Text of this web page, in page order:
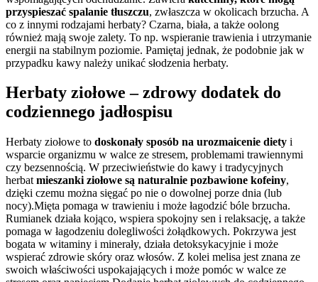
przyspieszać spalanie tłuszczu, zwłaszcza w okolicach brzucha. A
co z innymi rodzajami herbaty? Czarna, biała, a także oolong
również mają swoje zalety. To np. wspieranie trawienia i utrzymanie
energii na stabilnym poziomie. Pamiętaj jednak, że podobnie jak w
przypadku kawy należy unikać słodzenia herbaty.
Herbaty ziołowe – zdrowy dodatek do
codziennego jadłospisu
Herbaty ziołowe to doskonały sposób na urozmaicenie diety i
wsparcie organizmu w walce ze stresem, problemami trawiennymi
czy bezsennością. W przeciwieństwie do kawy i tradycyjnych
herbat mieszanki ziołowe są naturalnie pozbawione kofeiny,
dzięki czemu można sięgać po nie o dowolnej porze dnia (lub
nocy).Mięta pomaga w trawieniu i może łagodzić bóle brzucha.
Rumianek działa kojąco, wspiera spokojny sen i relaksację, a także
pomaga w łagodzeniu dolegliwości żołądkowych. Pokrzywa jest
bogata w witaminy i minerały, działa detoksykacyjnie i może
wspierać zdrowie skóry oraz włosów. Z kolei melisa jest znana ze
swoich właściwości uspokajających i może pomóc w walce ze